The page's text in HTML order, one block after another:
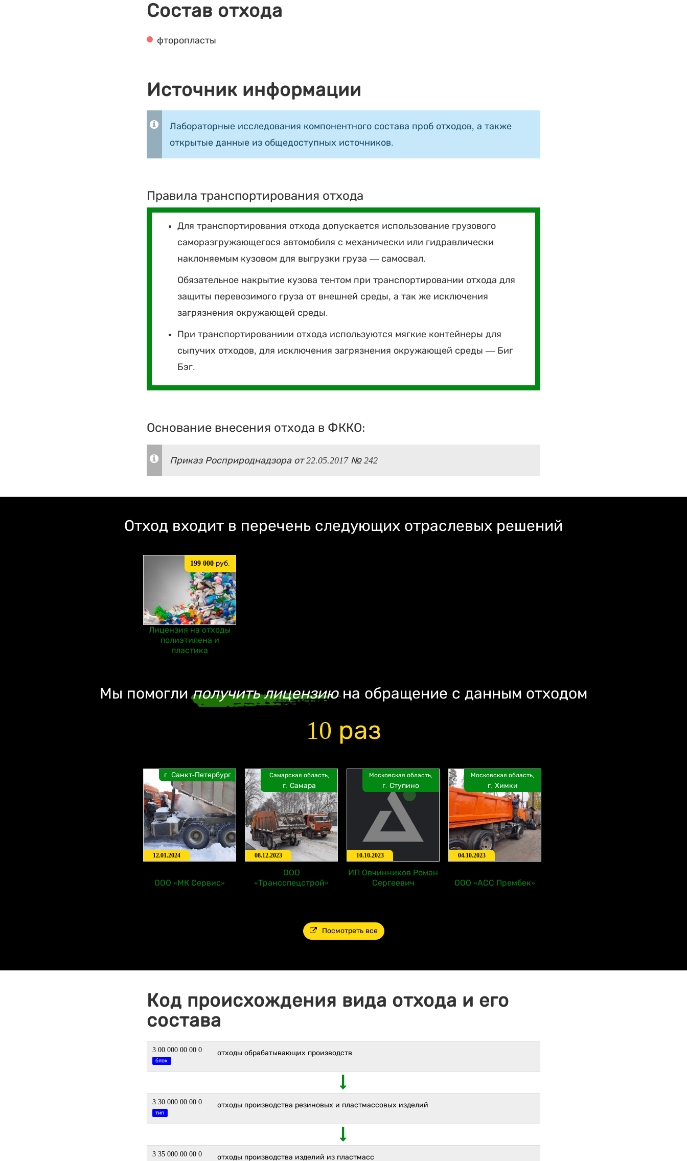
Состав отхода
фторопласты
Источник информации
Лабораторные исследования компонентного состава проб отходов, а также
открытые данные из общедоступных источников.
Правила транспортирования отхода
Для транспортирования отхода допускается использование грузового
саморазгружающегося автомобиля с механически или гидравлически
наклоняемым кузовом для выгрузки груза — самосвал.
Обязательное накрытие кузова тентом при транспортировании отхода для
защиты перевозимого груза от внешней среды, а так же исключения
загрязнения окружающей среды.
При транспортированиии отхода используются мягкие контейнеры для
сыпучих отходов, для исключения загрязнения окружающей среды — Биг
Бэг.
Основание внесения отхода в ФККО:
Приказ Росприроднадзора от 22.05.2017 № 242
Отход входит в перечень следующих отраслевых решений
199 000 руб.
Лицензия на отходы
полиэтилена и
пластика
Мы помоглиполучить лицензиюна обращение с данным отходом
10 раз
г. Санкт-Петербург
12.01.2024
ООО «МК Сервис»
Самарская область,
г. Самара
08.12.2023
ООО
«Трансспецстрой»
Московская область,
г. Ступино
10.10.2023
ИП Овчинников Роман
Сергеевич
Московская область,
г. Химки
04.10.2023
ООО «АСС Прембек»
Посмотреть все
Код происхождения вида отхода и его
состава
3 00 000 00 00 0
блок
отходы обрабатывающих производств
3 30 000 00 00 0
тип
отходы производства резиновых и пластмассовых изделий
3 35 000 00 00 0 отходы производства изделий из пластмасс